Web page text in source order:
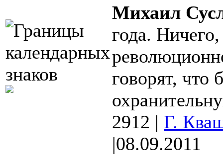
Михаил
года.
говорят, что
2912 | Г.
|08.09.2011